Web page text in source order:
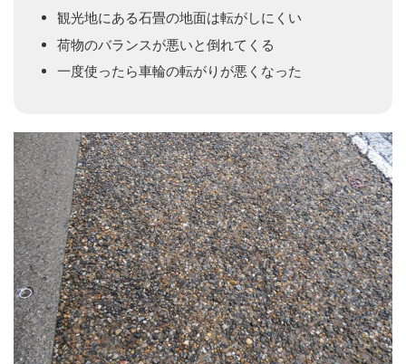
観光地にある石畳の地面は転がしにくい
荷物のバランスが悪いと倒れてくる
一度使ったら車輪の転がりが悪くなった